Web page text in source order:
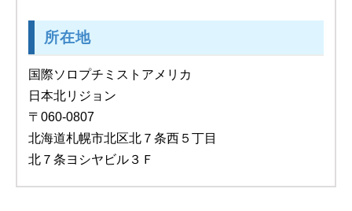
所在地
国際ソロプチミストアメリカ
日本北リジョン
〒060-0807
北海道札幌市北区北７条西５丁目
北７条ヨシヤビル３Ｆ